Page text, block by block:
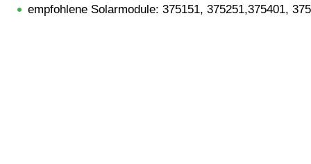
empfohlene Solarmodule: 375151, 375251,375401,